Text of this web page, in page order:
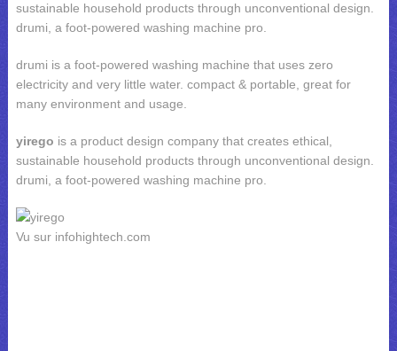
sustainable household products through unconventional design.
drumi, a foot-powered washing machine pro.
drumi is a foot-powered washing machine that uses zero
electricity and very little water. compact & portable, great for
many environment and usage.
yirego is a product design company that creates ethical,
sustainable household products through unconventional design.
drumi, a foot-powered washing machine pro.
Vu sur infohightech.com